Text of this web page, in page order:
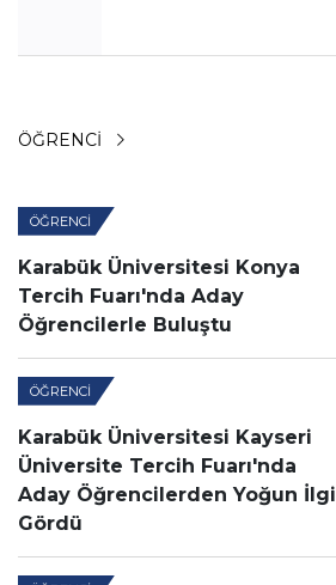
ÖĞRENCI
ÖĞRENCI
Karabük Üniversitesi Konya
Tercih Fuarı'nda Aday
Öğrencilerle Buluştu
ÖĞRENCI
Karabük Üniversitesi Kayseri
Üniversite Tercih Fuarı'nda
Aday Öğrencilerden Yoğun İlgi
Gördü